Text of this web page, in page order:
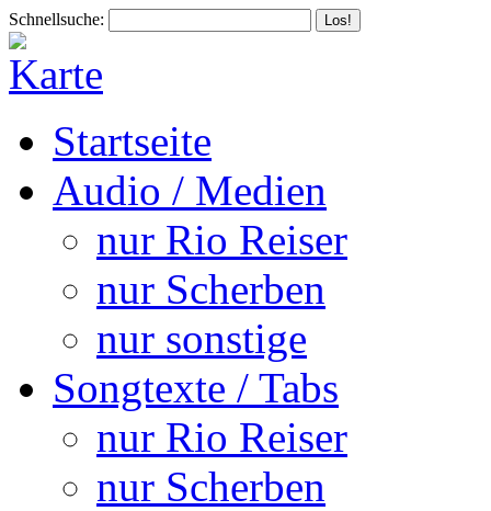
Schnellsuche:
Startseite
Audio / Medien
nur Rio Reiser
nur Scherben
nur sonstige
Songtexte / Tabs
nur Rio Reiser
nur Scherben